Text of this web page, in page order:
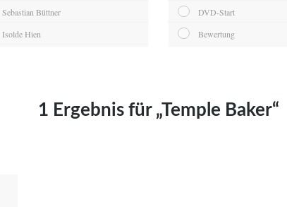
Sebastian Büttner
Isolde Hien
DVD-Start
Bewertung
1 Ergebnis für „Temple Baker“